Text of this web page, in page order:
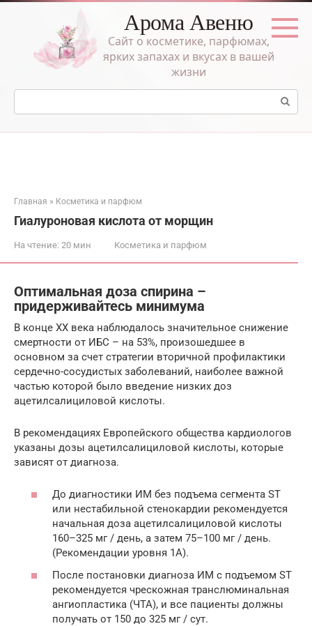
Перейти
Арома Авеню
Сайт о косметике, парфюмах,
ярких запахах и вкусах в вашей
жизни
Поиск:
Главная » Косметика и парфюм
Гиалуроновая кислота от морщин
На чтение: 20 мин Косметика и парфюм
Оптимальная доза спирина –
придерживайтесь минимума
В конце ХХ века наблюдалось значительное снижение
смертности от ИБС – на 53%, произошедшее в
основном за счет стратегии вторичной профилактики
сердечно-сосудистых заболеваний, наиболее важной
частью которой было введение низких доз
ацетилсалициловой кислоты.
В рекомендациях Европейского общества кардиологов
указаны дозы ацетилсалициловой кислоты, которые
зависят от диагноза.
До диагностики ИМ без подъема сегмента ST
или нестабильной стенокардии рекомендуется
начальная доза ацетилсалициловой кислоты
160–325 мг / день, а затем 75–100 мг / день.
(Рекомендации уровня 1А).
После постановки диагноза ИМ с подъемом ST
рекомендуется чрескожная транслюминальная
ангиопластика (ЧТА), и все пациенты должны
получать от 150 до 325 мг / сут.